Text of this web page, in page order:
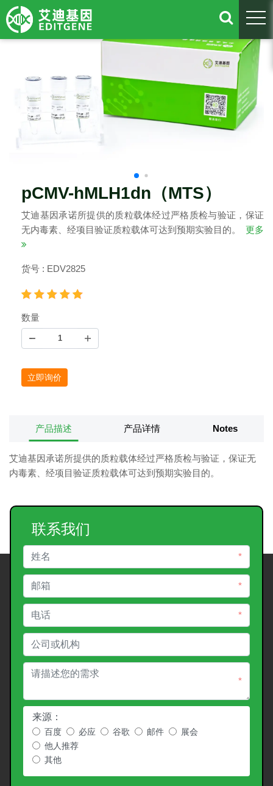
pCMV-hMLH1dn（MTS）
艾迪基因承诺所提供的质粒载体经过严格质检与验证，保证
无内毒素、经项目验证质粒载体可达到预期实验目的。
更多
货号 : EDV2825
数量
立即询价
产品描述 产品详情 Notes
艾迪基因承诺所提供的质粒载体经过严格质检与验证，保证无
内毒素、经项目验证质粒载体可达到预期实验目的。
联系我们
*
*
*
*
来源：
百度 必应 谷歌 邮件
展会
他人推荐
其他